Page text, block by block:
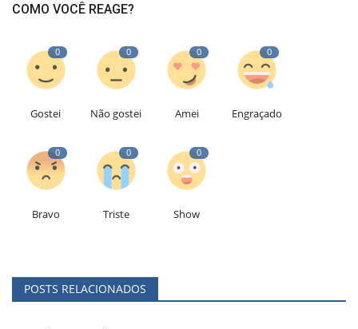
COMO VOCÊ REAGE?
0
Gostei
0
Não gostei
0
Amei
0
Engraçado
0
Bravo
0
Triste
0
Show
POSTS RELACIONADOS